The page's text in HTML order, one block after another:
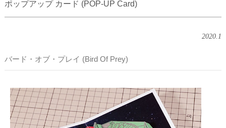
ポップアップ カード (POP-UP Card)
2020.1
バード・オブ・プレイ (Bird Of Prey)